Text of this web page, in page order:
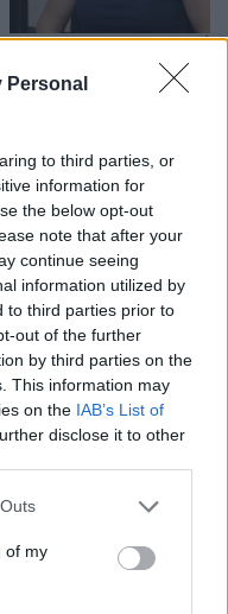
Personal
to third parties, or
information for
the below opt-out
note that after your
continue seeing
information utilized by
to third parties prior to
out of the further
by third parties on the
This information may
on the IAB’s List of
disclose it to other
one or more Google
You may click to
its third-party tags to
in below Google
of my
εδώ
50 /50
2000 /2000
Έφυγαν οι
μένει η Μαρία
Καρυστιανού - Η